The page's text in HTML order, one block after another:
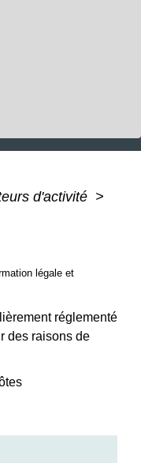
d'activité >
légale et
réglementé
des raisons de